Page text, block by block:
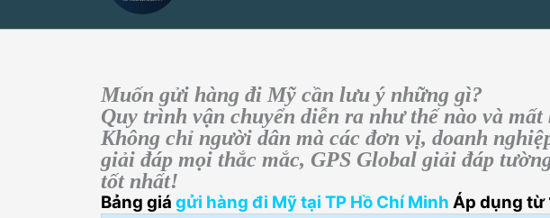
Muốn gửi hàng đi Mỹ cần lưu ý những gì?
Quy trình vận chuyển diễn ra như thế nào và mất
Không chỉ người dân mà các đơn vị, doanh
giải đáp mọi thắc mắc, GPS Global giải đáp
tốt nhất!
Bảng giá gửi hàng đi Mỹ tại TP Hồ Chí Minh Áp dụng từ